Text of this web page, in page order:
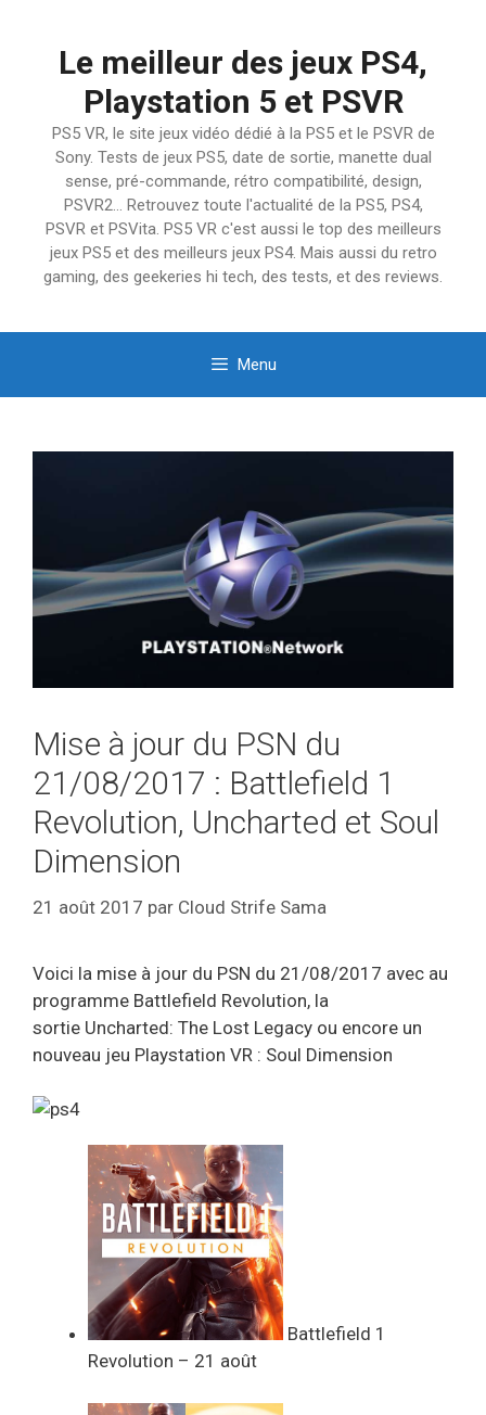
Le meilleur des jeux PS4,
Playstation 5 et PSVR
PS5 VR, le site jeux vidéo dédié à la PS5 et le PSVR de
Sony. Tests de jeux PS5, date de sortie, manette dual
sense, pré-commande, rétro compatibilité, design,
PSVR2… Retrouvez toute l'actualité de la PS5, PS4,
PSVR et PSVita. PS5 VR c'est aussi le top des meilleurs
jeux PS5 et des meilleurs jeux PS4. Mais aussi du retro
gaming, des geekeries hi tech, des tests, et des reviews.
Menu
Mise à jour du PSN du
21/08/2017 : Battlefield 1
Revolution, Uncharted et Soul
Dimension
21 août 2017 par Cloud Strife Sama
Voici la mise à jour du PSN du 21/08/2017 avec au
programme Battlefield Revolution, la
sortie Uncharted: The Lost Legacy ou encore un
nouveau jeu Playstation VR : Soul Dimension
Battlefield 1
Revolution – 21 août